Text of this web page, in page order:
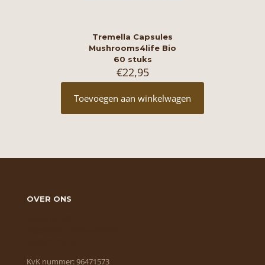
Tremella Capsules
Mushrooms4life Bio
60 stuks
€22,95
Toevoegen aan winkelwagen
OVER ONS
KvK nummer: 96471573